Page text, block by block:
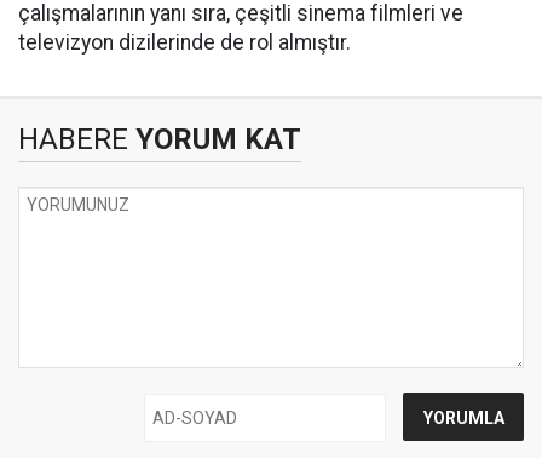
çalışmalarının yanı sıra, çeşitli sinema filmleri ve
televizyon dizilerinde de rol almıştır. ​
HABERE YORUM KAT